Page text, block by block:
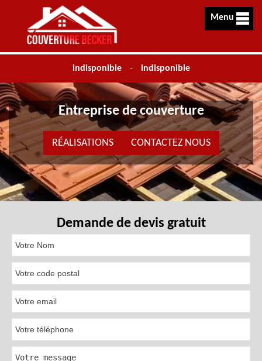
Menu
indisponible - indisponible
Entreprise de couverture
RÉALISATIONS CONTACTEZ NOUS
Demande de devis gratuit